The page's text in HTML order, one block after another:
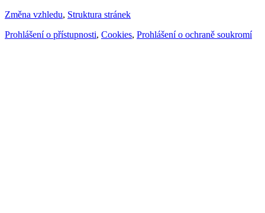
Změna vzhledu, Struktura stránek
Prohlášení o přístupnosti, Cookies, Prohlášení o ochraně soukromí